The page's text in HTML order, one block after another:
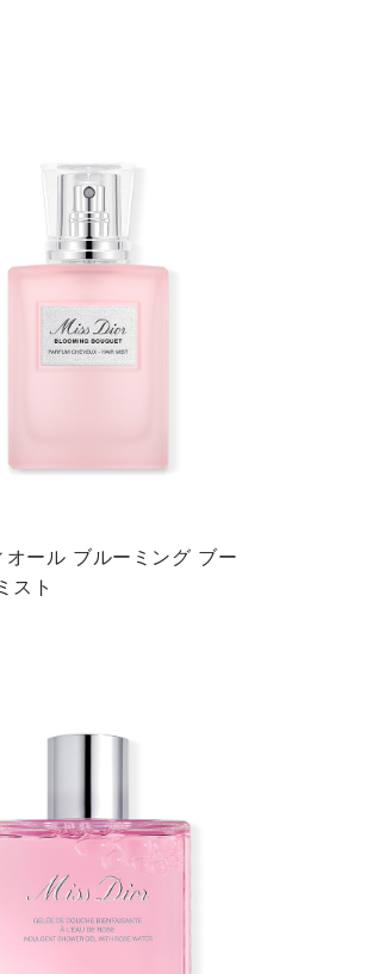
オール ブルーミング ブー
スト